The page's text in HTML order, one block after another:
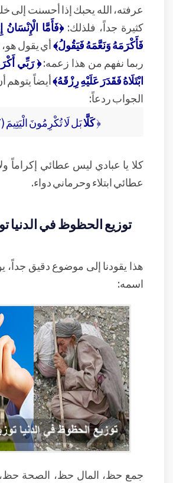
عرفته، الله يحبك إذا أحسنت إلى
كثيرة جداً، فلذلك:﴿فَأَمَّا الْإِنْسَانُ
فَأَكْرَمَهُ وَنَعَّمَهُ فَيَقُولُ﴾أي يقول
ربما نفهم من هذا زعمه:﴿ رَبِّي
ابْتَلَاهُ فَقَدَرَ عَلَيْهِ رِزْقَهُ﴾أيضاً يتوهم
الجواب ردعاً:
﴿كَلَّابَل لَا تُكْرِمُونَ الْيَتِيمَ (17)﴾
كلا يا عبادي ليس عطائي إكراماً
عطائي ابتلاء وحرماني دواء.
توزيع الحظوظ في الدنيا
هذا يقودنا إلى موضوع دقيق جداً،
اسمه:
جمع حظ، المال حظ، الصحة